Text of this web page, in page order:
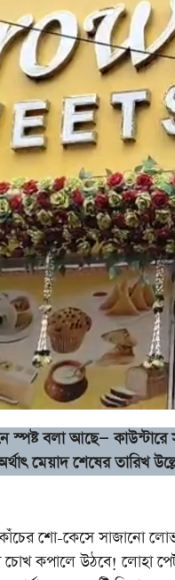
বলা আছে— কাউন্টারে
মেয়াদ শেষের তারিখ
কেসে সাজানো লোভনীয়
কপালে উঠবে! লোহা